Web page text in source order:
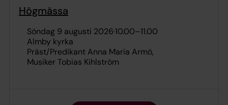
Högmässa
söndag 9 augusti 2026·10.00–11.00
Almby kyrka
Präst/Predikant Anna Maria Armö
Musiker Tobias Kihlström